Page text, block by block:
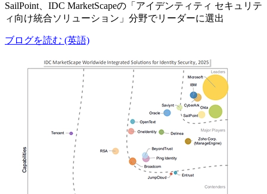
SailPoint、IDC MarketScapeの「アイデンティティ セキュリテ
ィ向け統合ソリューション」分野でリーダーに選出
ブログを読む (英語)